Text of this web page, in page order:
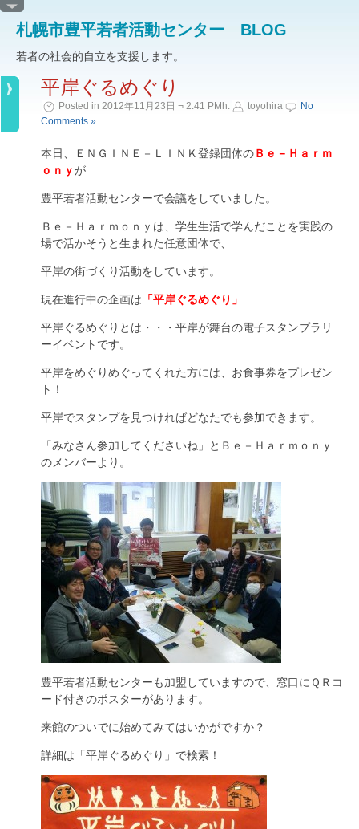
札幌市豊平若者活動センター BLOG
若者の社会的自立を支援します。
平岸ぐるめぐり
Posted in 2012年11月23日 ¬ 2:41 PMh. toyohira
No
Comments »
本日、ＥＮＧＩＮＥ－ＬＩＮＫ登録団体のＢｅ－Ｈａｒｍ
ｏｎｙが
豊平若者活動センターで会議をしていました。
Ｂｅ－Ｈａｒｍｏｎｙは、学生生活で学んだことを実践の
場で活かそうと生まれた任意団体で、
平岸の街づくり活動をしています。
現在進行中の企画は 「平岸ぐるめぐり」
平岸ぐるめぐりとは・・・平岸が舞台の電子スタンプラリ
ーイベントです。
平岸をめぐりめぐってくれた方には、お食事券をプレゼン
ト！
平岸でスタンプを見つければどなたでも参加できます。
「みなさん参加してくださいね」とＢｅ－Ｈａｒｍｏｎｙ
のメンバーより。
豊平若者活動センターも加盟していますので、窓口にＱＲコ
ード付きのポスターがあります。
来館のついでに始めてみてはいかがですか？
詳細は「平岸ぐるめぐり」で検索！